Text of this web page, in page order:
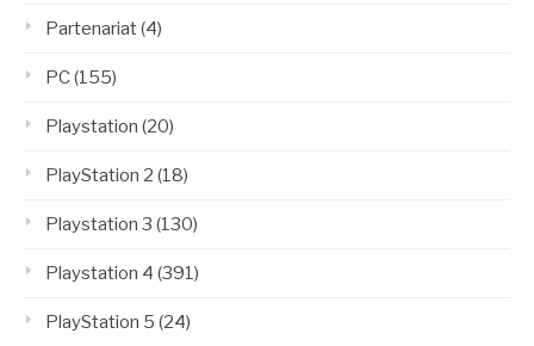
Partenariat(4)
PC(155)
Playstation (20)
PlayStation 2 (18)
Playstation 3 (130)
Playstation 4 (391)
PlayStation 5 (24)